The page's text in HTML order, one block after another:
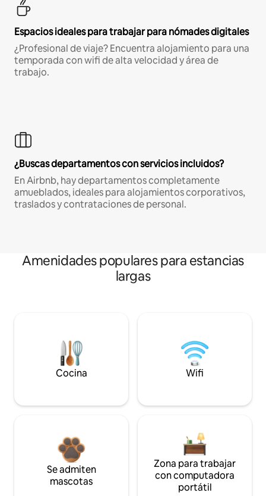
Espacios ideales para trabajar para nómades digitales
¿Profesional de viaje? Encuentra alojamiento para una
temporada con wifi de alta velocidad y área de
trabajo.
¿Buscas departamentos con servicios incluidos?
En Airbnb, hay departamentos completamente
amueblados, ideales para alojamientos corporativos,
traslados y contrataciones de personal.
Amenidades populares para estancias
largas
Cocina Wifi
Se admiten
mascotas
Zona para trabajar
con computadora
portátil